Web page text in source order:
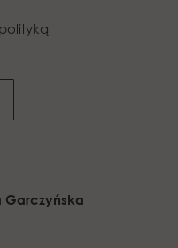
Garczyńska